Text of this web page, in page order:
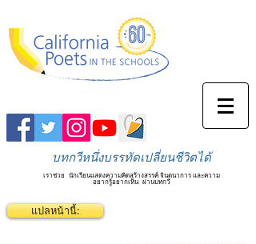
บทกวีหนึ่งบรรทัดเปลี่ยนชีวิตได้
เราช่วย นักเรียนแสดงความคิดสร้างสรรค์ จินตนาการ และความ
อยากรู้อยากเห็น ผ่านบทกวี
แปลหน้านี้: